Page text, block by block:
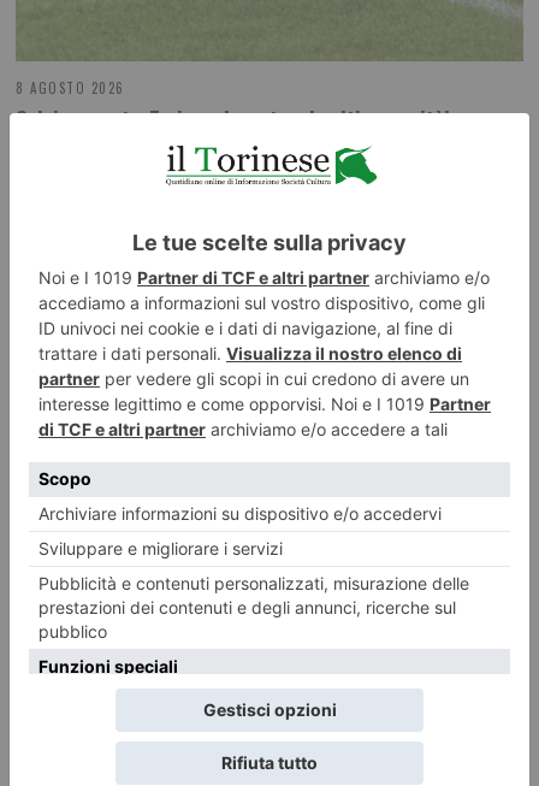
8 AGOSTO 2026
Calciomercato, Torino e Juventus: le ultime novità!
8 AGOSTO 2026
Due Comuni, un solo entusiasmo: il 12 settembre torna la
Hope Color
ILTORINESE POST RECENTI